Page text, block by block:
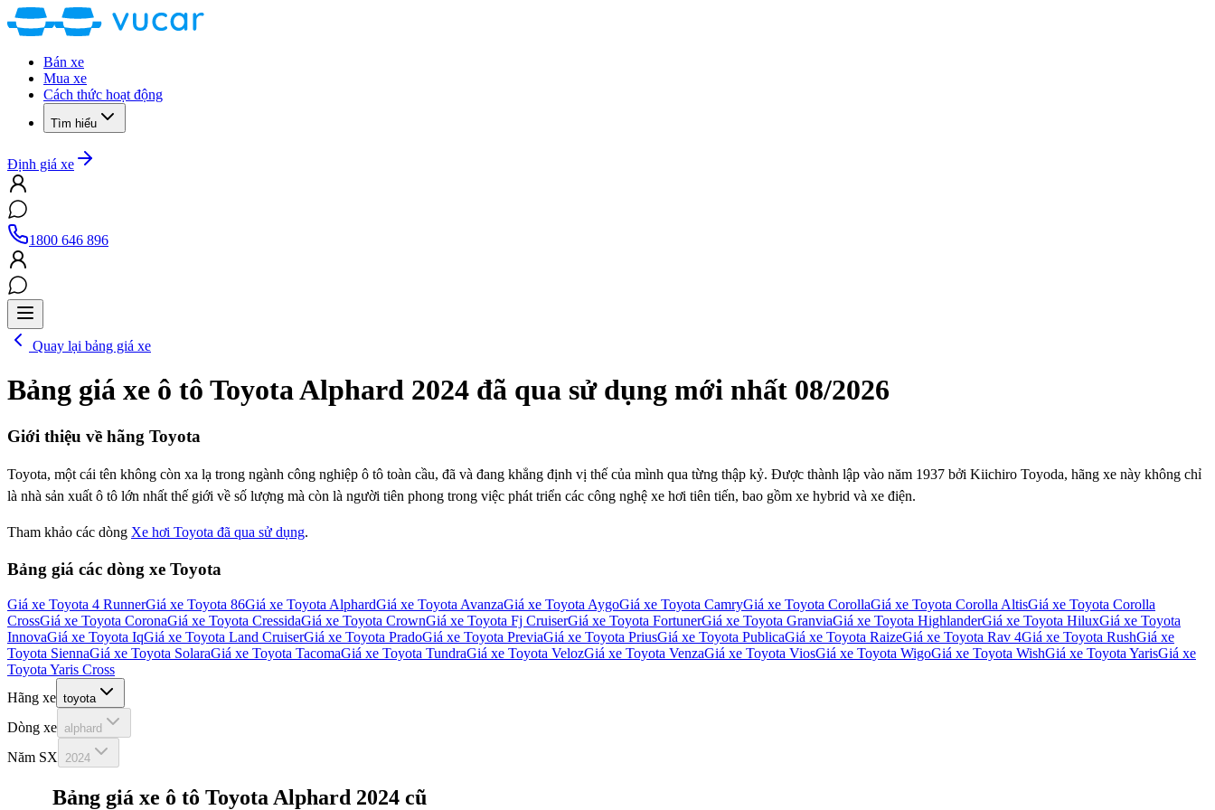
Bán xe
Mua xe
Cách thức hoạt động
Tìm hiểu
Định giá xe
1800 646 896
Quay lại bảng giá xe
Bảng giá xe ô tô Toyota Alphard 2024 đã qua sử dụng mới nhất 08/2026
Giới thiệu về hãng Toyota
Toyota, một cái tên không còn xa lạ trong ngành công nghiệp ô tô toàn cầu, đã và đang khẳng định vị thế của mình qua từng thập kỷ. Được thành lập vào năm 1937 bởi Kiichiro Toyoda, hãng xe này không chỉ
là nhà sản xuất ô tô lớn nhất thế giới về số lượng mà còn là người tiên phong trong việc phát triển các công nghệ xe hơi tiên tiến, bao gồm xe hybrid và xe điện.
Tham khảo các dòng Xe hơi Toyota đã qua sử dụng.
Bảng giá các dòng xe Toyota
Giá xe Toyota 4 RunnerGiá xe Toyota 86Giá xe Toyota AlphardGiá xe Toyota AvanzaGiá xe Toyota AygoGiá xe Toyota CamryGiá xe Toyota CorollaGiá xe Toyota Corolla AltisGiá xe Toyota Corolla
CrossGiá xe Toyota CoronaGiá xe Toyota CressidaGiá xe Toyota CrownGiá xe Toyota Fj CruiserGiá xe Toyota FortunerGiá xe Toyota GranviaGiá xe Toyota HighlanderGiá xe Toyota HiluxGiá xe Toyota
InnovaGiá xe Toyota IqGiá xe Toyota Land CruiserGiá xe Toyota PradoGiá xe Toyota PreviaGiá xe Toyota PriusGiá xe Toyota PublicaGiá xe Toyota RaizeGiá xe Toyota Rav 4Giá xe Toyota RushGiá xe
Toyota SiennaGiá xe Toyota SolaraGiá xe Toyota TacomaGiá xe Toyota TundraGiá xe Toyota VelozGiá xe Toyota VenzaGiá xe Toyota ViosGiá xe Toyota WigoGiá xe Toyota WishGiá xe Toyota YarisGiá xe
Toyota Yaris Cross
Hãng xe toyota
Dòng xe alphard
Năm SX 2024
Bảng giá xe ô tô Toyota Alphard 2024 cũ